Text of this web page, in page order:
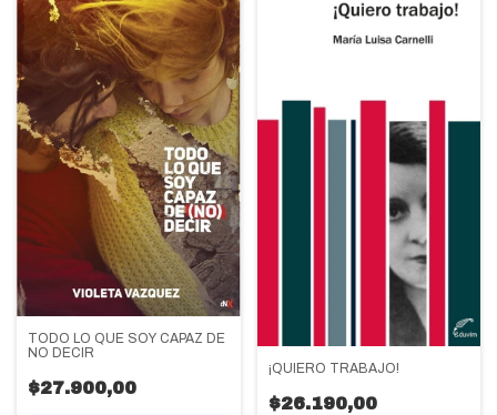
TODO LO QUE SOY CAPAZ DE
NO DECIR
$27.900,00
¡QUIERO TRABAJO!
$26.190,00